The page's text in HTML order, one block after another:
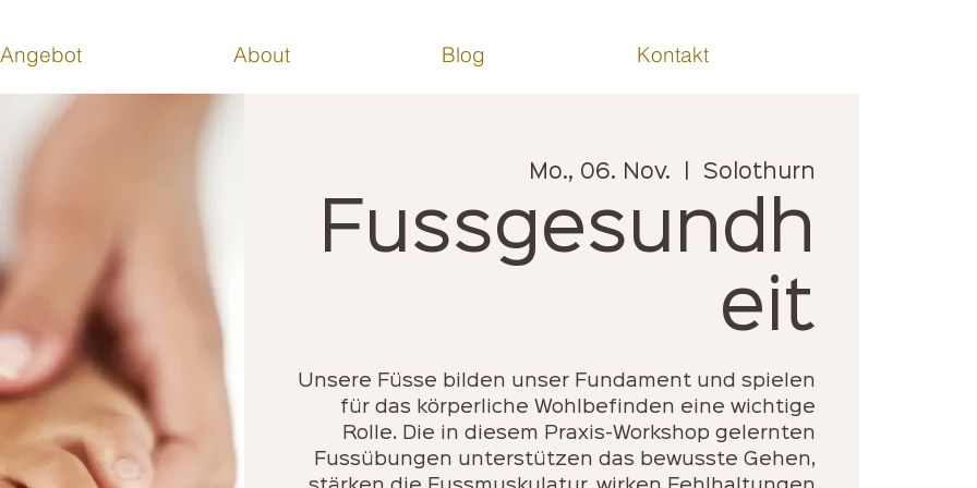
Angebot About Blog Kontakt
Mo., 06. Nov. Solothurn
Fussgesundh
eit
Unsere Füsse bilden unser Fundament und spielen
für das körperliche Wohlbefinden eine wichtige
Rolle. Die in diesem Praxis-Workshop gelernten
Fussübungen unterstützen das bewusste Gehen,